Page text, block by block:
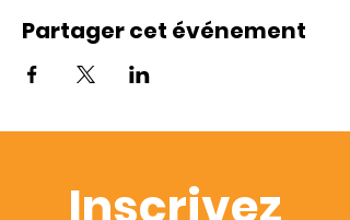
Partager cet événement